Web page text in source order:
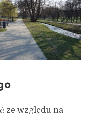
ze względu na